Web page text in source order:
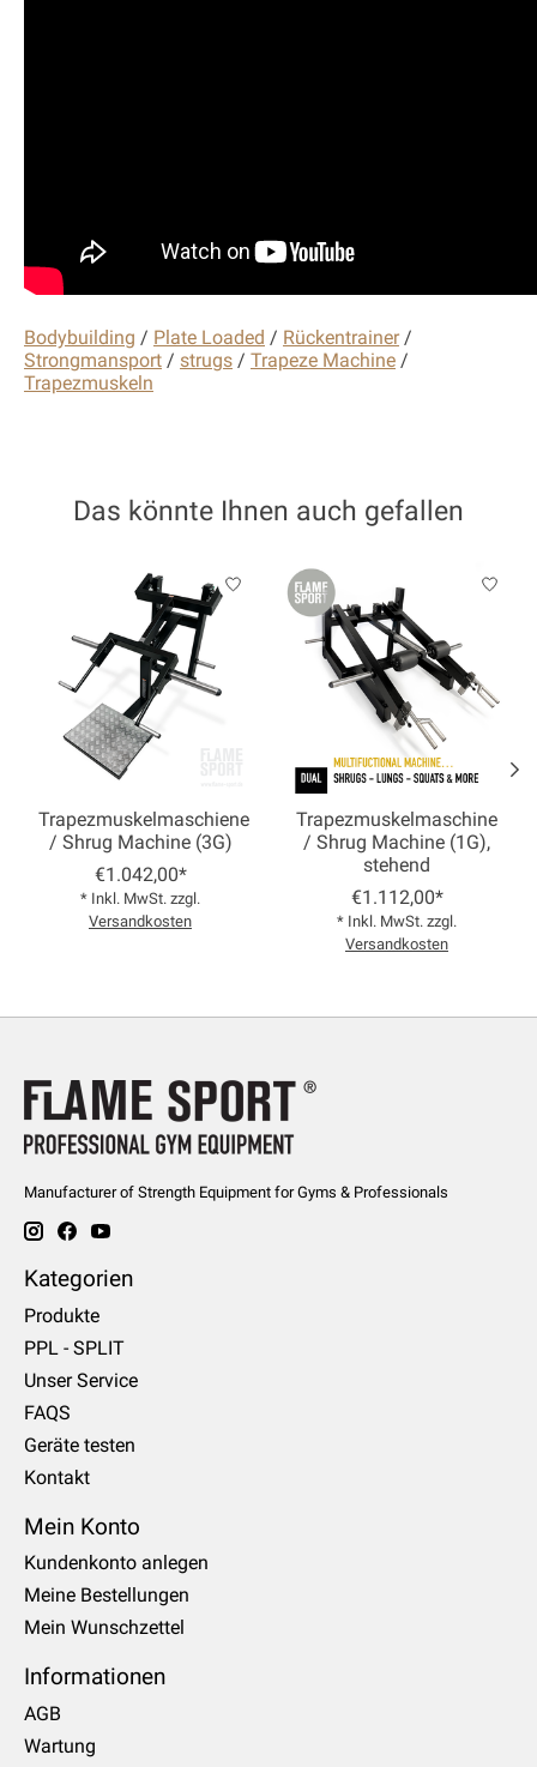
Bodybuilding / Plate Loaded / Rückentrainer/
Strongmansport / strugs / Trapeze Machine /
Trapezmuskeln
Das könnte Ihnen auch gefallen
Produkt-Karussell-Artikel
Trapezmuskelmaschiene
/ Shrug Machine (3G)
€1.042,00*
* Inkl. MwSt. zzgl.
Versandkosten
Trapezmuskelmaschine
/ Shrug Machine (1G),
stehend
€1.112,00*
* Inkl. MwSt. zzgl.
Versandkosten
Manufacturer of Strength Equipment for Gyms & Professionals
Kategorien
Produkte
PPL - SPLIT
Unser Service
FAQS
Geräte testen
Kontakt
Mein Konto
Kundenkonto anlegen
Meine Bestellungen
Mein Wunschzettel
Informationen
AGB
Wartung